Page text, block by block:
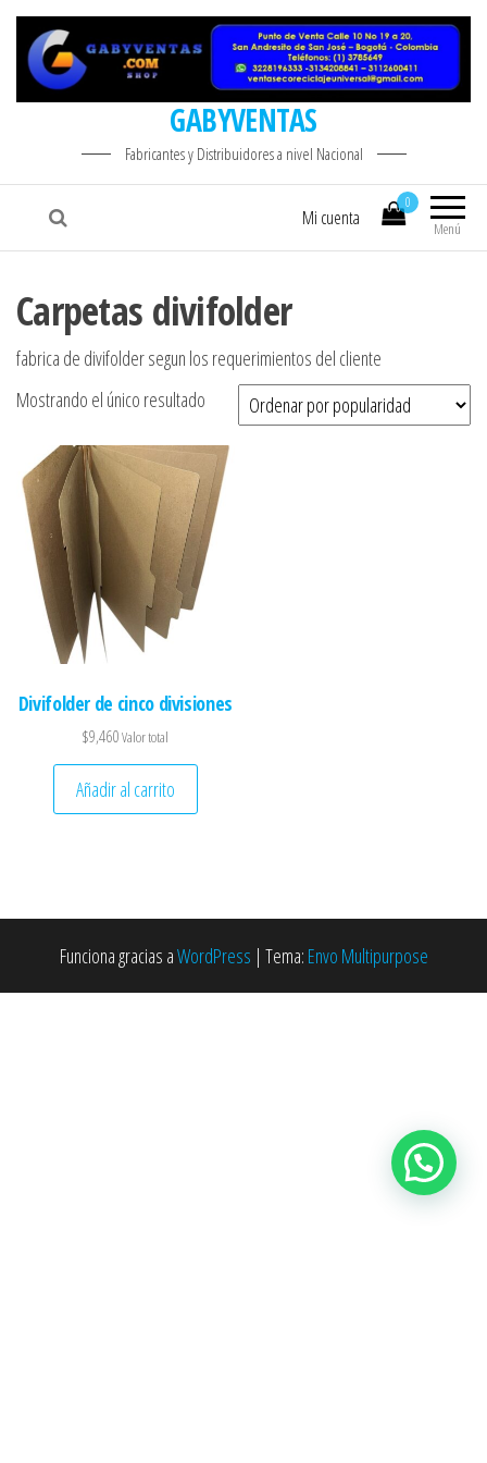
GABYVENTAS
Fabricantes y Distribuidores a nivel Nacional
Menú
0
Mi cuenta
Carpetas divifolder
fabrica de divifolder segun los requerimientos del cliente
Mostrando el único resultado
Divifolder de cinco divisiones
$9,460Valor total
Añadir al carrito
Funciona gracias aWordPress | Tema: Envo Multipurpose